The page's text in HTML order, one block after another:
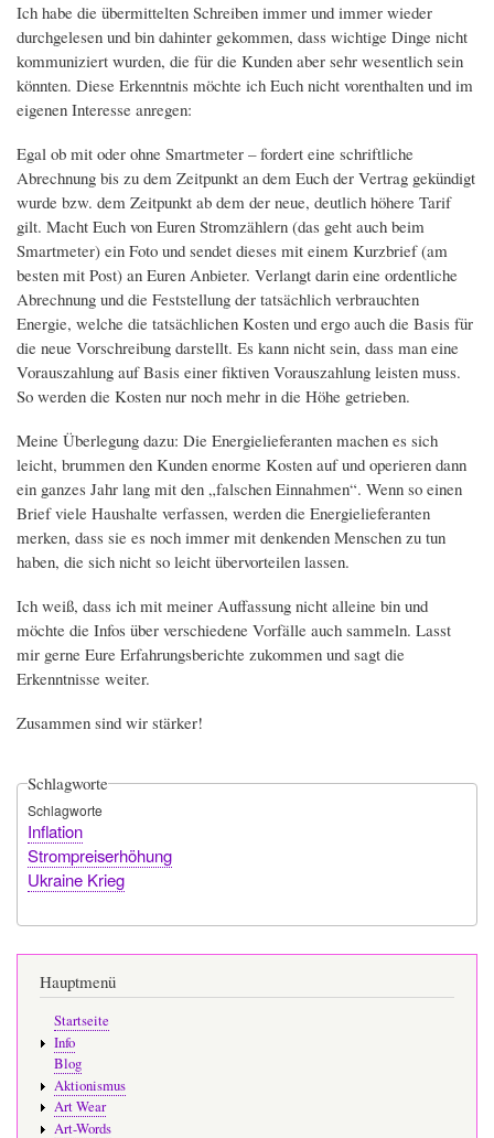
Ich habe die übermittelten Schreiben immer und immer wieder
durchgelesen und bin dahinter gekommen, dass wichtige Dinge nicht
kommuniziert wurden, die für die Kunden aber sehr wesentlich sein
könnten. Diese Erkenntnis möchte ich Euch nicht vorenthalten und im
eigenen Interesse anregen:
Egal ob mit oder ohne Smartmeter – fordert eine schriftliche
Abrechnung bis zu dem Zeitpunkt an dem Euch der Vertrag gekündigt
wurde bzw. dem Zeitpunkt ab dem der neue, deutlich höhere Tarif
gilt. Macht Euch von Euren Stromzählern (das geht auch beim
Smartmeter) ein Foto und sendet dieses mit einem Kurzbrief (am
besten mit Post) an Euren Anbieter. Verlangt darin eine ordentliche
Abrechnung und die Feststellung der tatsächlich verbrauchten
Energie, welche die tatsächlichen Kosten und ergo auch die Basis für
die neue Vorschreibung darstellt. Es kann nicht sein, dass man eine
Vorauszahlung auf Basis einer fiktiven Vorauszahlung leisten muss.
So werden die Kosten nur noch mehr in die Höhe getrieben.
Meine Überlegung dazu: Die Energielieferanten machen es sich
leicht, brummen den Kunden enorme Kosten auf und operieren dann
ein ganzes Jahr lang mit den „falschen Einnahmen“. Wenn so einen
Brief viele Haushalte verfassen, werden die Energielieferanten
merken, dass sie es noch immer mit denkenden Menschen zu tun
haben, die sich nicht so leicht übervorteilen lassen.
Ich weiß, dass ich mit meiner Auffassung nicht alleine bin und
möchte die Infos über verschiedene Vorfälle auch sammeln. Lasst
mir gerne Eure Erfahrungsberichte zukommen und sagt die
Erkenntnisse weiter.
Zusammen sind wir stärker!
Schlagworte
Schlagworte
Inflation
Strompreiserhöhung
Ukraine Krieg
Hauptmenü
Startseite
Info
Blog
Aktionismus
Art Wear
Art-Words